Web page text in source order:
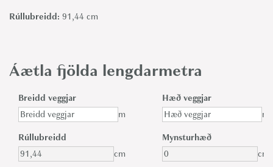
Rúllubreidd: 91,44 cm
Áætla fjölda lengdarmetra
Breidd veggjar
m
Hæð veggjar
m
Rúllubreidd
cm
Mynsturhæð
cm